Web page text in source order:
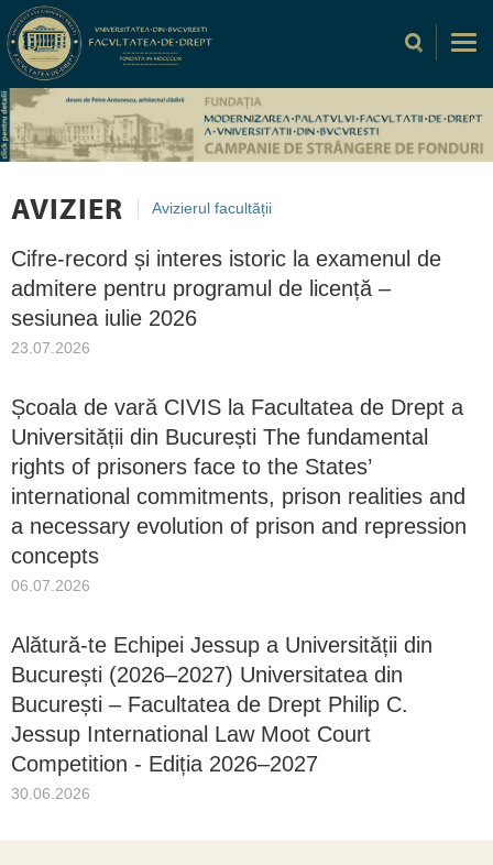
AVIZIER Avizierul facultății
Cifre-record și interes istoric la examenul de
admitere pentru programul de licență –
sesiunea iulie 2026
23.07.2026
Școala de vară CIVIS la Facultatea de Drept a
Universității din București The fundamental
rights of prisoners face to the States’
international commitments, prison realities and
a necessary evolution of prison and repression
concepts
06.07.2026
Alătură-te Echipei Jessup a Universității din
București (2026–2027) Universitatea din
București – Facultatea de Drept Philip C.
Jessup International Law Moot Court
Competition - Ediția 2026–2027
30.06.2026